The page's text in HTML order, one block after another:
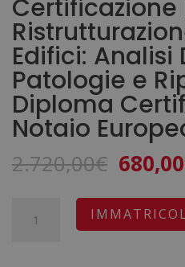
Certificazione
Edifici: Analisi
Patologie e
Diploma
Notaio
2.720,00€ Il
era:
680,00